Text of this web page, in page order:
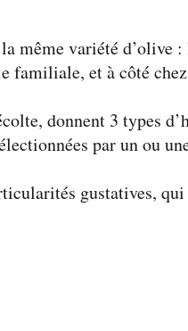
même variété d’olive
familiale, et à côté
donnent 3 types
par un ou
gustatives,